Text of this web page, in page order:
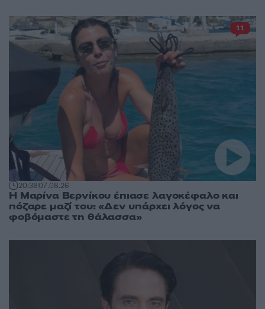
20:3807.08.26
Η Μαρίνα Βερνίκου έπιασε λαγοκέφαλο και
πόζαρε μαζί του: «Δεν υπάρχει λόγος να
φοβόμαστε τη θάλασσα»
11